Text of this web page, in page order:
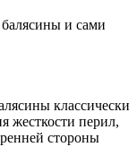
и сами
классически
жесткости перил,
стороны